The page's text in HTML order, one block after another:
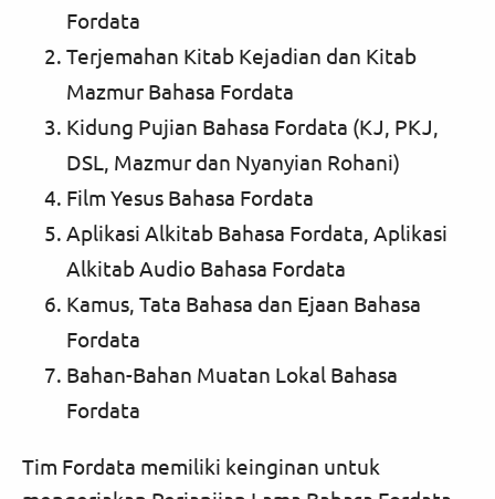
Fordata
Terjemahan Kitab Kejadian dan Kitab
Mazmur Bahasa Fordata
Kidung Pujian Bahasa Fordata (KJ, PKJ,
DSL, Mazmur dan Nyanyian Rohani)
Film Yesus Bahasa Fordata
Aplikasi Alkitab Bahasa Fordata, Aplikasi
Alkitab Audio Bahasa Fordata
Kamus, Tata Bahasa dan Ejaan Bahasa
Fordata
Bahan-Bahan Muatan Lokal Bahasa
Fordata
Tim Fordata memiliki keinginan untuk